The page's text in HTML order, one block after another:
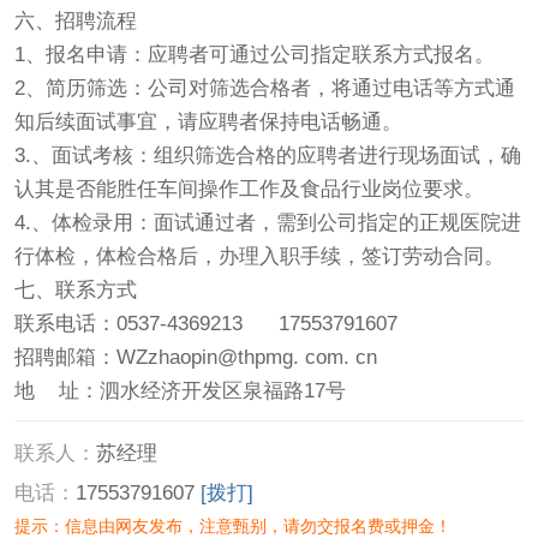
六、招聘流程
1、报名申请：应聘者可通过公司指定联系方式报名。
2、简历筛选：公司对筛选合格者，将通过电话等方式通
知后续面试事宜，请应聘者保持电话畅通。
3.、面试考核：组织筛选合格的应聘者进行现场面试，确
认其是否能胜任车间操作工作及食品行业岗位要求。
4.、体检录用：面试通过者，需到公司指定的正规医院进
行体检，体检合格后，办理入职手续，签订劳动合同。
七、联系方式
联系电话：0537-4369213 17553791607
招聘邮箱：WZzhaopin@thpmg. com. cn
地 址：泗水经济开发区泉福路17号
联系人：苏经理
电话： 17553791607 [拨打]
提示：信息由网友发布，注意甄别，请勿交报名费或押金！